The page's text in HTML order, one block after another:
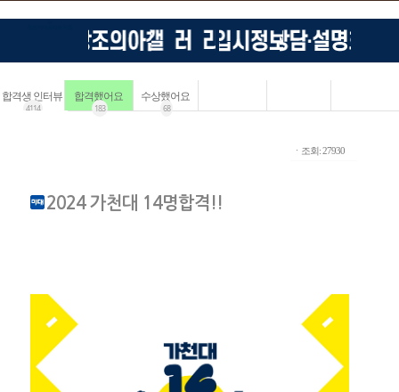
합격생 인터뷰
4114
합격했어요
183
수상했어요
68
ㆍ조회: 27930
2024 가천대 14명합격!!